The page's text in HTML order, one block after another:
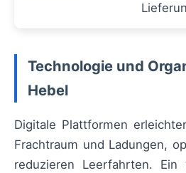
Technologie und
Hebel
Digitale Plattformen
Frachtraum und Ladungen,
reduzieren Leerfahrten.